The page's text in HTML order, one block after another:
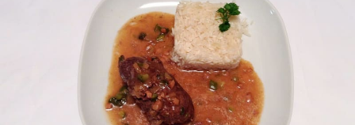
TV Program
Škola vaření